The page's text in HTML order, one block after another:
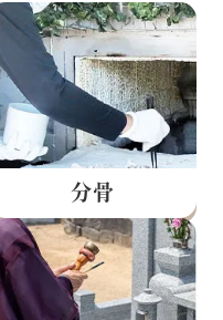
分骨